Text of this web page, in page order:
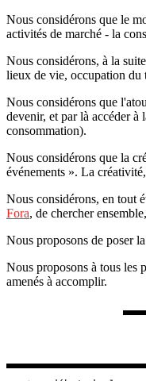
Nous considérons que le
activités de marché - la
Nous considérons, à la
lieux de vie, occupation du
Nous considérons que
devenir, et par là accéder
consommation).
Nous considérons que la
événements ». La
Nous considérons, en tout
Fora, de chercher
Nous proposons de poser
Nous proposons à tous les
amenés à accomplir.